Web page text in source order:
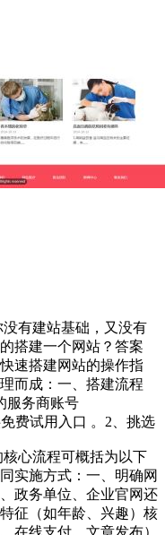
没有建站基础，又没有
搭建一个网站？答案
速搭建网站的操作指
而成：一、搭建流程
服务商账号
免费试用入口 。2、‌挑选
心流程可概括为以下
实施方式：一、明确网
政务单位、企业官网还
征（如年龄、兴趣）‌核
在线支付、文章发布）